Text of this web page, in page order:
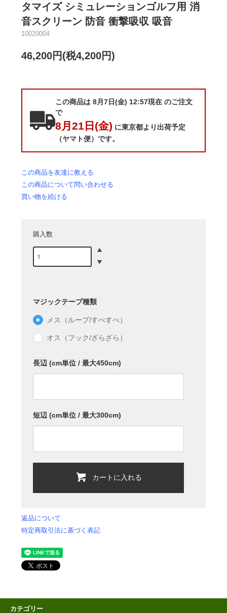
タマイズ シミュレーションゴルフ用 消
音スクリーン 防音 衝撃吸収 吸音
10020004
46,200円(税4,200円)
この商品は 8月7日(金) 12:57現在 のご注文
で
8月21日(金) に東京都より出荷予定
（ヤマト便）です。
この商品を友達に教える
この商品について問い合わせる
買い物を続ける
購入数
マジックテープ種類
メス（ループ/すべすべ）
オス（フック/ざらざら）
長辺 (cm単位 / 最大450cm)
短辺 (cm単位 / 最大300cm)
カートに入れる
返品について
特定商取引法に基づく表記
カテゴリー